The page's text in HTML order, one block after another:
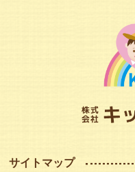
サイトマップ